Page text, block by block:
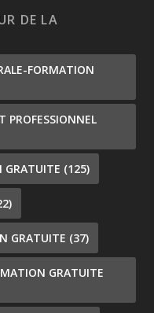
DE LA
FORMATION
PROFESSIONNEL
GRATUITE (125)
GRATUITE (37)
GRATUITE